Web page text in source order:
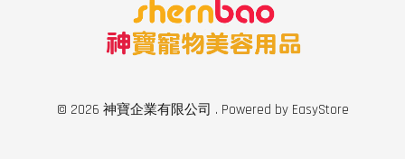
© 2026 神寶企業有限公司 . Powered by EasyStore